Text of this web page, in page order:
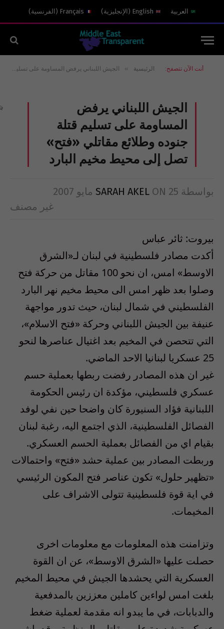
العربية English
( الإنجليزية)
Français
( الفرنسية)
أنت الآن تتصفح: الرئيسية » الجيش اللبناني يرفض المساومة على تسليم قتلة جنوده وطلائع مقاتلي «فتح» تصل إلى محيط مخيم البارد
الجيش اللبناني يرفض
المساومة على تسليم قتلة
جنوده وطلائع مقاتلي «فتح»
تصل إلى محيط مخيم البارد
بواسطة SARAH AKEL ON 25 مايو 2007
غير مصنف
بيروت: ثائر عباس
أكدت مصادر فلسطينية في لبنان لـ«الشرق
الاوسط» امس، ان نحو 100 مقاتل من حركة فتح
وصلوا بعد ظهر امس الى محيط مخيم نهر البارد
الفلسطيني في شمال لبنان، حيث تدور مواجهة
عنيفة بين الجيش اللبناني وحركة «فتح الاسلام»،
التي تتحصن في المخيم بعد اغتيال عناصرها لنحو
25 عسكريا لبنانيا الاحد الماضي.
غير ان هذه المصادر رفضت ربطها بعملية حسم
عسكري فلسطيني، مؤكدة ان رئيس الحكومة
اللبنانية فؤاد السنيورة كان واضحا حين نفي لوفد
الفصائل الفلسطينية، الذي اجتمع اليه، رغبة لبنان
بقيام اي من الفصائل بعملية الحسم العسكري.
وربطت المصادر بين عملية حشد «فتح» واحتمالات
«تظهير حلول» تكون عناصر فتح المكون الرئيسي
في اية قوة فلسطينية تتولى الاشراف على
المخيمات.
وتزامنت هذه المعلومات مع معلومات اخرى
حصلت عليها «الشرق الاوسط»، عن ان القوة
العسكرية التي يحشدها الجيش في محيط المخيم
بلغت امس لواءين كاملين معززين بالمدفعية
والدبابات، في ما يبدو انه مقدمة لعملية ضغط